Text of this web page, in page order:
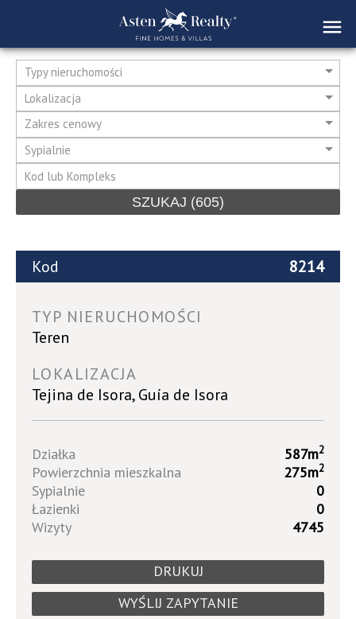
Typy nieruchomości
Lokalizacja
Zakres cenowy
Sypialnie
SZUKAJ (605)
Kod 8214
TYP NIERUCHOMOŚCI
Teren
LOKALIZACJA
Tejina de Isora, Guía de Isora
Działka 587m2
Powierzchnia mieszkalna 275m2
Sypialnie
0
Łazienki
0
Wizyty
4745
DRUKUJ
WYŚLIJ ZAPYTANIE